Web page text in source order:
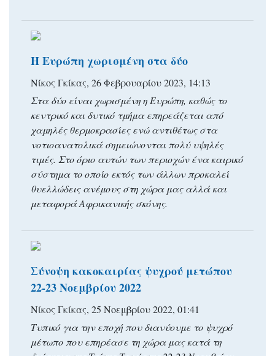
Η Ευρώπη χωρισμένη στα δύο
Νίκος Γκίκας, 26 Φεβρουαρίου 2023, 14:13
Στα δύο είναι χωρισμένη η Ευρώπη, καθώς το
κεντρικό και δυτικό τμήμα επηρεάζεται από
χαμηλές θερμοκρασίες ενώ αντιθέτως στα
νοτιοανατολικά σημειώνονται πολύ υψηλές
τιμές. Στο όριο αυτών των περιοχών ένα καιρικό
σύστημα το οποίο εκτός των άλλων προκαλεί
θυελλώδεις ανέμους στη χώρα μας αλλά και
μεταφορά Αφρικανικής σκόνης.
Σύνοψη κακοκαιρίας ψυχρού μετώπου
22-23 Νοεμβρίου 2022
Νίκος Γκίκας, 25 Νοεμβρίου 2022, 01:41
Τυπικό για την εποχή που διανύουμε το ψυχρό
μέτωπο που επηρέασε τη χώρα μας κατά τη